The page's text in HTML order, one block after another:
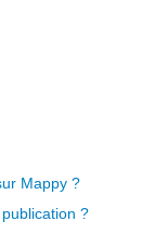
Mappy ?
?